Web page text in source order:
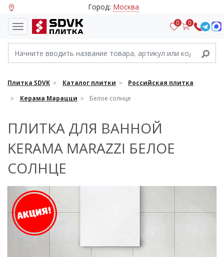
Город: Москва
0 0
Плитка SDVK Каталог плитки
Российская плитка
Керама Марацци
Белое солнце
ПЛИТКА ДЛЯ ВАННОЙ
KERAMA MARAZZI БЕЛОЕ
СОЛНЦЕ